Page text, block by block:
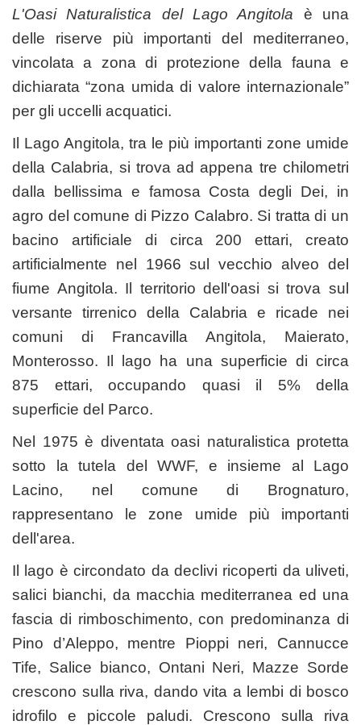
L'Oasi Naturalistica del Lago Angitola è una
delle riserve più importanti del mediterraneo,
vincolata a zona di protezione della fauna e
dichiarata “zona umida di valore internazionale”
per gli uccelli acquatici.
Il Lago Angitola, tra le più importanti zone umide
della Calabria, si trova ad appena tre chilometri
dalla bellissima e famosa Costa degli Dei, in
agro del comune di Pizzo Calabro. Si tratta di un
bacino artificiale di circa 200 ettari, creato
artificialmente nel 1966 sul vecchio alveo del
fiume Angitola. Il territorio dell'oasi si trova sul
versante tirrenico della Calabria e ricade nei
comuni di Francavilla Angitola, Maierato,
Monterosso. Il lago ha una superficie di circa
875 ettari, occupando quasi il 5% della
superficie del Parco.
Nel 1975 è diventata oasi naturalistica protetta
sotto la tutela del WWF, e insieme al Lago
Lacino, nel comune di Brognaturo,
rappresentano le zone umide più importanti
dell'area.
Il lago è circondato da declivi ricoperti da uliveti,
salici bianchi, da macchia mediterranea ed una
fascia di rimboschimento, con predominanza di
Pino d’Aleppo, mentre Pioppi neri, Cannucce
Tife, Salice bianco, Ontani Neri, Mazze Sorde
crescono sulla riva, dando vita a lembi di bosco
idrofilo e piccole paludi. Crescono sulla riva